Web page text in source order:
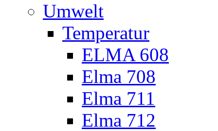
Umwelt
Temperatur
ELMA 608
Elma 708
Elma 711
Elma 712